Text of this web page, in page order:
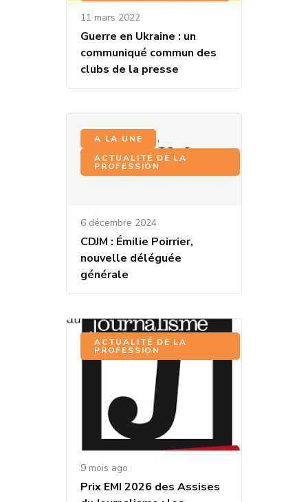
11 mars 2022
Guerre en Ukraine : un
communiqué commun des
clubs de la presse
A LA UNE ,
ACTUALITÉ DE LA
PROFESSION
6 décembre 2024
CDJM : Émilie Poirrier,
nouvelle déléguée
générale
ACTUALITÉ DE LA
PROFESSION
9 mois ago
Prix EMI 2026 des Assises